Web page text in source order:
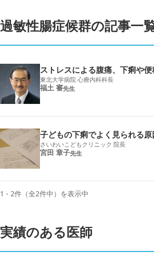
過敏性腸症候群の記事一
ストレスによる腹痛、下痢や
東北大学病院 心療内科科長
福土 審先生
子どもの下痢でよく見られる
さいわいこどもクリニック 院長
宮田 章子先生
1 - 2件（全2件中）を表示中
実績のある医師